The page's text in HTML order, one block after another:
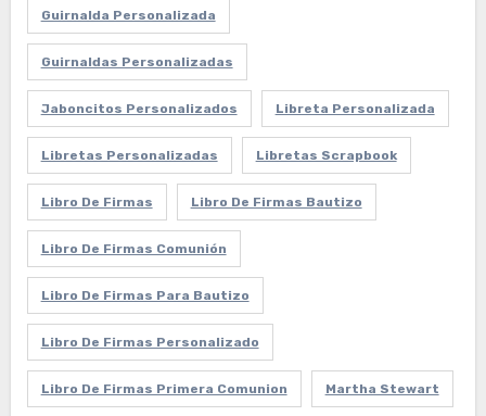
Guirnalda Personalizada
Guirnaldas Personalizadas
Jaboncitos Personalizados Libreta Personalizada
Libretas Personalizadas Libretas Scrapbook
Libro De Firmas Libro De Firmas Bautizo
Libro De Firmas Comunión
Libro De Firmas Para Bautizo
Libro De Firmas Personalizado
Libro De Firmas Primera Comunion Martha Stewart